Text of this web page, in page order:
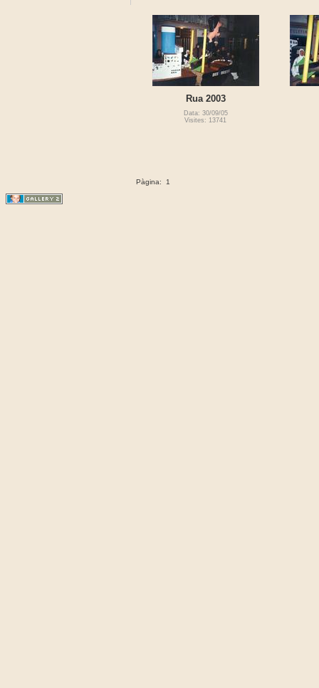
Rua 2003
Data: 30/09/05
Visites: 13741
Pàgina: 1